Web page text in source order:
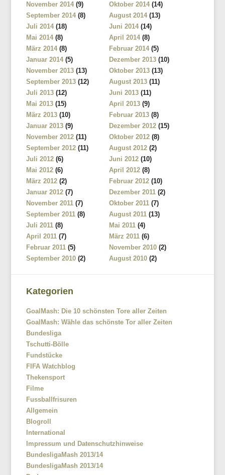
November 2014 (9) Oktober 2014 (14)
September 2014 (8) August 2014 (13)
Juli 2014 (18) Juni 2014 (14)
Mai 2014 (8) April 2014 (8)
März 2014 (8) Februar 2014 (5)
Januar 2014 (5) Dezember 2013 (10)
November 2013 (13) Oktober 2013 (13)
September 2013 (12) August 2013 (11)
Juli 2013 (12) Juni 2013 (11)
Mai 2013 (15) April 2013 (9)
März 2013 (10) Februar 2013 (8)
Januar 2013 (9) Dezember 2012 (15)
November 2012 (11) Oktober 2012 (8)
September 2012 (11) August 2012 (2)
Juli 2012 (6) Juni 2012 (10)
Mai 2012 (6) April 2012 (8)
März 2012 (2) Februar 2012 (10)
Januar 2012 (7) Dezember 2011 (2)
November 2011 (7) Oktober 2011 (7)
September 2011 (8) August 2011 (13)
Juli 2011 (8) Mai 2011 (4)
April 2011 (7) März 2011 (6)
Februar 2011 (5) November 2010 (2)
September 2010 (2) August 2010 (2)
Kategorien
GoalMash: Die 10 schönsten Tore aller Zeiten
GoalMash: Wähle das schönste Tor aller Zeiten
Bundesliga
Tschutti-Bölle
Fundstücke
FIFA Watchblog
Thekensport
Filme
Fussballfrisuren
Allgemein
Blogroll
International
Impressum und Datenschutzhinweise
BundesligaMash 2013/14
BundesligaMash 2013/14